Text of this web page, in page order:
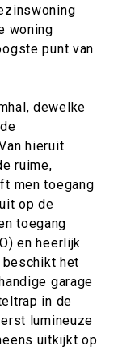
woning
punt van
dewelke
hieruit
ruime,
men toegang
op de
toegang
en heerlijk
het
garage
in de
lumineuze
uitkijkt op